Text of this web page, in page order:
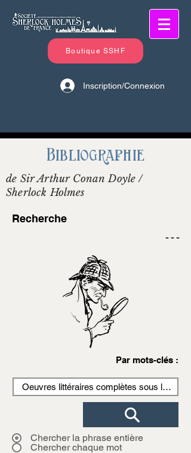
Boutique SSHF
Inscription/Connexion
Bibliographie
de Sir Arthur Conan Doyle /
Sherlock Holmes
Recherche
- - -
Par mots-clés :
Chercher la phrase entière
Chercher chaque mot